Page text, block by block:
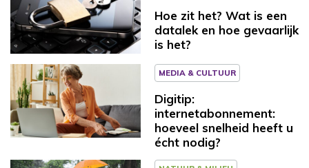
Hoe zit het? Wat is een
datalek en hoe gevaarlijk
is het?
MEDIA & CULTUUR
Digitip:
internetabonnement:
hoeveel snelheid heeft u
écht nodig?